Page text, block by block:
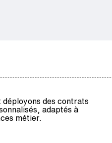
déployons des contrats
adaptés à
métier.